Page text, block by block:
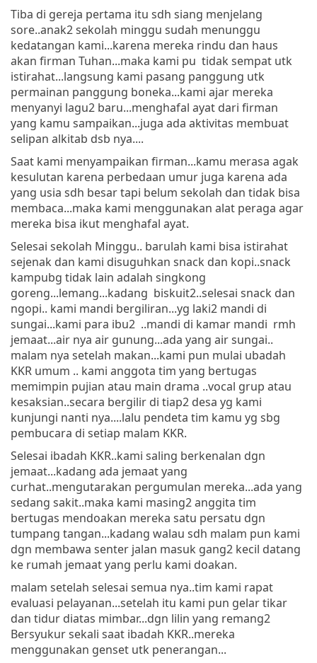
Tiba di gereja pertama itu sdh siang menjelang
sore..anak2 sekolah minggu sudah menunggu
kedatangan kami...karena mereka rindu dan haus
akan firman Tuhan...maka kami pu tidak sempat utk
istirahat...langsung kami pasang panggung utk
permainan panggung boneka...kami ajar mereka
menyanyi lagu2 baru...menghafal ayat dari firman
yang kamu sampaikan...juga ada aktivitas membuat
selipan alkitab dsb nya....
Saat kami menyampaikan firman...kamu merasa agak
kesulutan karena perbedaan umur juga karena ada
yang usia sdh besar tapi belum sekolah dan tidak bisa
membaca...maka kami menggunakan alat peraga agar
mereka bisa ikut menghafal ayat.
Selesai sekolah Minggu.. barulah kami bisa istirahat
sejenak dan kami disuguhkan snack dan kopi..snack
kampubg tidak lain adalah singkong
goreng...lemang...kadang biskuit2..selesai snack dan
ngopi.. kami mandi bergiliran...yg laki2 mandi di
sungai...kami para ibu2 ..mandi di kamar mandi rmh
jemaat...air nya air gunung...ada yang air sungai..
malam nya setelah makan...kami pun mulai ubadah
KKR umum .. kami anggota tim yang bertugas
memimpin pujian atau main drama ..vocal grup atau
kesaksian..secara bergilir di tiap2 desa yg kami
kunjungi nanti nya....lalu pendeta tim kamu yg sbg
pembucara di setiap malam KKR.
Selesai ibadah KKR..kami saling berkenalan dgn
jemaat...kadang ada jemaat yang
curhat..mengutarakan pergumulan mereka...ada yang
sedang sakit..maka kami masing2 anggita tim
bertugas mendoakan mereka satu persatu dgn
tumpang tangan...kadang walau sdh malam pun kami
dgn membawa senter jalan masuk gang2 kecil datang
ke rumah jemaat yang perlu kami doakan.
malam setelah selesai semua nya..tim kami rapat
evaluasi pelayanan...setelah itu kami pun gelar tikar
dan tidur diatas mimbar...dgn lilin yang remang2
Bersyukur sekali saat ibadah KKR..mereka
menggunakan genset utk penerangan...